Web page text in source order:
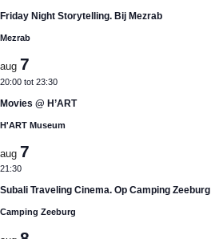
Friday Night Storytelling. Bij Mezrab
Mezrab
aug 7
20:00 tot 23:30
Movies @ H’ART
H'ART Museum
aug 7
21:30
Subali Traveling Cinema. Op Camping Zeeburg
Camping Zeeburg